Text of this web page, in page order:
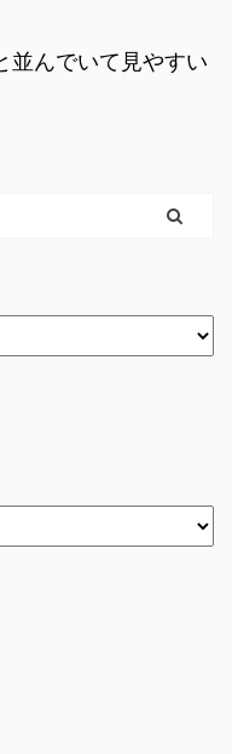
並んでいて見やすい